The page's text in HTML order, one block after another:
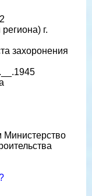
г.
захоронения
Министерство